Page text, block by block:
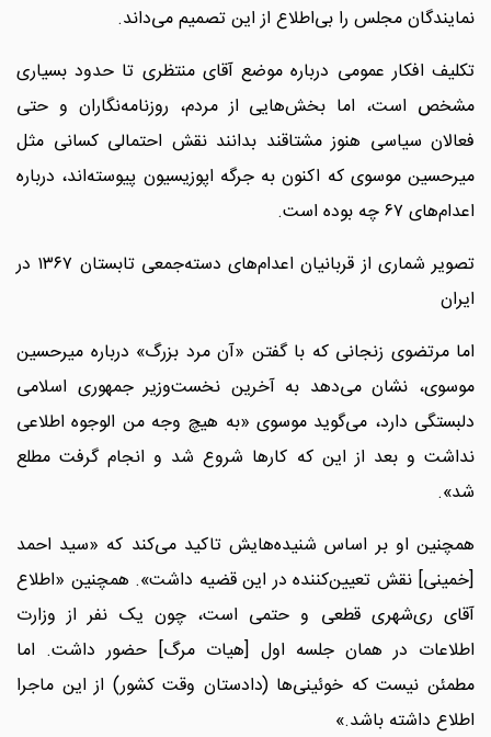
نمایندگان مجلس را بی‌اطلاع از این تصمیم می‌داند.
تکلیف افکار عمومی درباره موضع آقای منتظری تا حدود بسیاری
مشخص است، اما بخش‌هایی از مردم، روزنامه‌نگاران و حتی
فعالان سیاسی هنوز مشتاقند بدانند نقش احتمالی کسانی مثل
میرحسین موسوی که اکنون به جرگه اپوزیسیون پیوسته‌اند، درباره
اعدام‌های ۶۷ چه بوده است.
تصویر شماری از قربانیان اعدام‌های دسته‌جمعی تابستان ۱۳۶۷ در
ایران
اما مرتضوی زنجانی که با گفتن «آن مرد بزرگ» درباره میرحسین
موسوی، نشان می‌دهد به آخرین نخست‌وزیر جمهوری اسلامی
دلبستگی دارد، می‌گوید موسوی «به هیچ وجه من الوجوه اطلاعی
نداشت و بعد از این که کارها شروع شد و انجام گرفت مطلع
شد».
همچنین او بر اساس شنیده‌هایش تاکید می‌کند که «سید احمد
[خمینی] نقش تعیین‌کننده در این قضیه داشت». همچنین «اطلاع
آقای ری‌شهری قطعی و حتمی است، چون یک نفر از وزارت
اطلاعات در همان جلسه اول [هیات مرگ] حضور داشت. اما
مطمئن نیست که خوئینی‌ها (دادستان وقت کشور) از این ماجرا
اطلاع داشته باشد.»